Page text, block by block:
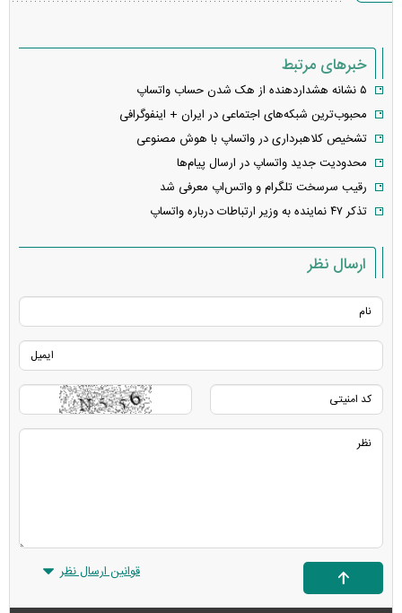
خبرهای مرتبط
۵ نشانه هشداردهنده از هک شدن حساب واتساپ
محبوب‌ترین شبکه‌های اجتماعی در ایران + اینفوگرافی
تشخیص کلاهبرداری در واتساپ با هوش مصنوعی
محدودیت جدید واتساپ در ارسال پیام‌ها
رقیب سرسخت تلگرام و واتس‌اپ معرفی شد
تذکر ۴۷ نماینده به وزیر ارتباطات درباره واتساپ
ارسال نظر
قوانین ارسال نظر